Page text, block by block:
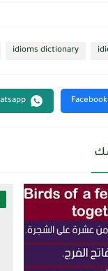
idioms dictionary